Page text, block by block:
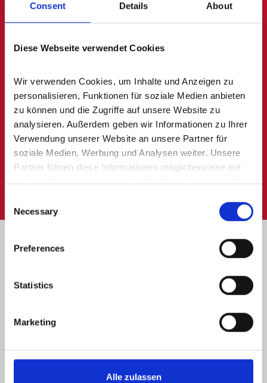
Consent Details About
Diese Webseite verwendet Cookies
Wir verwenden Cookies, um Inhalte und Anzeigen zu
personalisieren, Funktionen für soziale Medien anbieten
zu können und die Zugriffe auf unsere Website zu
analysieren. Außerdem geben wir Informationen zu Ihrer
Verwendung unserer Website an unsere Partner für
soziale Medien, Werbung und Analysen weiter. Unsere
Partner führen diese Informationen möglicherweise mit
weiteren Daten zusammen, die Sie ihnen bereitgestellt
gesammelt haben.
Selection
Necessary
Preferences
Statistics
Marketing
Alle zulassen
Engagierter
Gerolstein Müllenborn
gesucht?
Rufen Sie uns an:06591
9849900
Maklerbüro für Gerolstein
Das dürfen Sie von uns erwarten: persönliche Beratung,
Engagement und
viel Sachverstand